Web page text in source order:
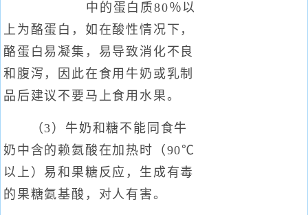
中的蛋白质80％以
上为酪蛋白，如在酸性情况下，
酪蛋白易凝集，易导致消化不良
和腹泻，因此在食用牛奶或乳制
品后建议不要马上食用水果。
（3）牛奶和糖不能同食牛
奶中含的赖氨酸在加热时（90℃
以上）易和果糖反应，生成有毒
的果糖氨基酸，对人有害。